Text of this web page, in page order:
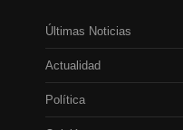
Últimas Noticias
Actualidad
Política